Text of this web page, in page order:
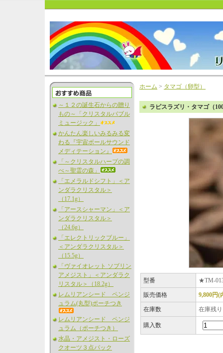
～１２の誕生石からの贈り
もの～「クリスタルバブル
ミュージック」
かんたん楽しいみるみる変
わる『宇宙ボールサウンド
メディテーション』
「～クリスタルハープの調
べ～聖霊の森」
「エメラルドシフト」＜ア
ンダラクリスタル＞
（17.1g）
「アースシャーマン」＜ア
ンダラクリスタル＞
（24.6g）
「エレクトリックブルー」
＜アンダラクリスタル＞
（15.5g）
「ヴァイオレット ソブリン
アメジスト」＜アンダラク
リスタル＞（18.2g）
レムリアンシード ペンジ
ュラム(丸型)ポーチつき
レムリアンシード ペンジ
ュラム（ポーチつき）
水晶・アメジスト・ローズ
クオーツ３点パック
ホーム > タマゴ（卵型）
ラピスラズリ・タマゴ（
型番 ★TM-
販売価格 9,800円(
在庫数 在庫残
購入数